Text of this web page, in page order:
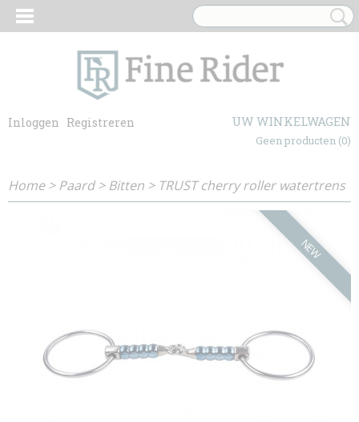
Inloggen Registreren UW WINKELWAGEN
Geen producten (0)
Home>Paard>Bitten > TRUST cherry roller watertrens
NEW